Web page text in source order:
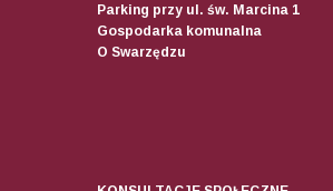
Parking przy ul. św. Marcina 1
Gospodarka komunalna
O Swarzędzu